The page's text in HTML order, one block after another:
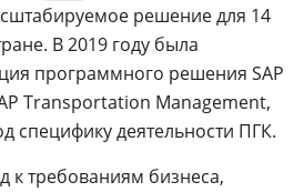
решение для 14
В 2019 году была
программного решения SAP
Transportation Management,
специфику деятельности ПГК.
к требованиям бизнеса,